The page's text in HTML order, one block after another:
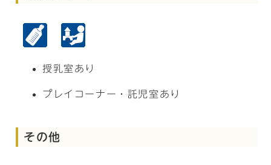
授乳室あり
プレイコーナー・託児室あり
その他